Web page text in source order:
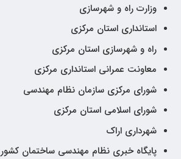
وزارت راه و شهرسازی
استانداری استان مرکزی
راه و شهرسازی استان مرکزی
معاونت عمرانی استانداری مرکزی
شورای مرکزی سازمان نظام مهندسی
شورای اسلامی استان مرکزی
شهرداری اراک
پایگاه خبری نظام مهندسی ساختمان کشور